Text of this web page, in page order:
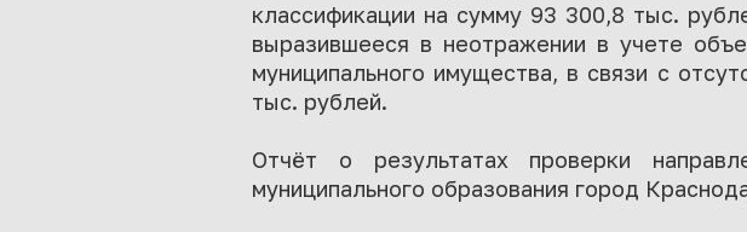
классификации на сумму 93 300,8 тыс.
выразившееся в неотражении в учете
муниципального имущества, в связи с
тыс. рублей.
Отчёт о результатах проверки
муниципального образования город